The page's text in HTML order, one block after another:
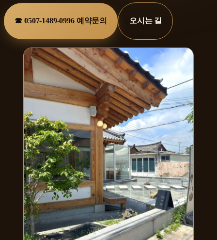
☎0507-1489-0996예약문의 오시는 길